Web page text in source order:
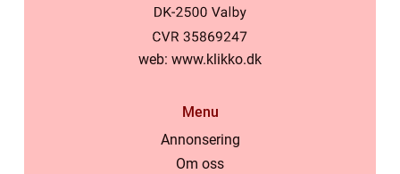
web: www.klikko.dk
Menu
Annonsering
Om oss